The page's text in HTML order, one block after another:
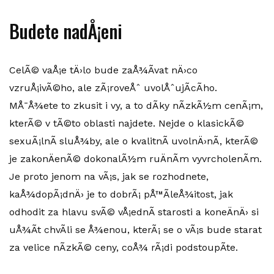
Budete nadÅ¡eni
CelÃ© vaÅ¡e tÄ›lo bude zaÅ¾Ã­vat nÄ›co
vzruÅ¡ivÃ©ho, ale zÃ¡roveÅˆ uvolÅˆujÃ­cÃ­ho.
MÅ¯Å¾ete to zkusit i vy, a to dÃ­ky nÃ­zkÃ½m cenÃ¡m,
kterÃ© v tÃ©to oblasti najdete. Nejde o klasickÃ©
sexuÃ¡lnÃ­ sluÅ¾by, ale o kvalitnÃ­ uvolnÄ›nÃ­, kterÃ©
je zakonÄenÃ© dokonalÃ½m ruÄnÃ­m vyvrcholenÃ­m.
Je proto jenom na vÃ¡s, jak se rozhodnete,
kaÅ¾dopÃ¡dnÄ› je to dobrÃ¡ pÅ™Ã­leÅ¾itost, jak
odhodit za hlavu svÃ© vÅ¡ednÃ­ starosti a koneÄnÄ› si
uÅ¾Ã­t chvÃ­li se Å¾enou, kterÃ¡ se o vÃ¡s bude starat
za velice nÃ­zkÃ© ceny, coÅ¾ rÃ¡di podstoupÃ­te.